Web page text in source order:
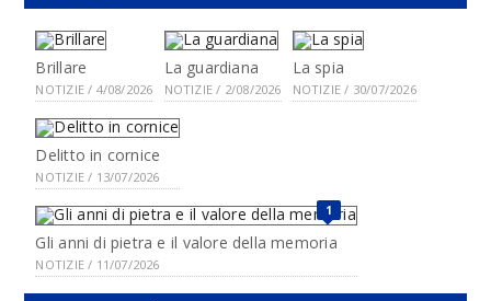
Brillare
NOTIZIE / 4/08/2026
La guardiana
NOTIZIE / 2/08/2026
La spia
NOTIZIE / 30/07/2026
Delitto in cornice
NOTIZIE / 13/07/2026
1
Gli anni di pietra e il valore della memoria
NOTIZIE / 11/07/2026